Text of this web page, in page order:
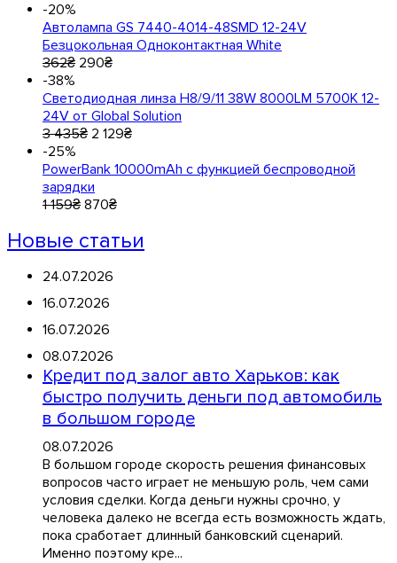
-20%
Автолампа GS 7440-4014-48SMD 12-24V
Безцокольная Одноконтактная White
362₴ 290₴
-38%
Светодиодная линза Н8/9/11 38W 8000LM 5700K 12-
24V от Global Solution
3 435₴ 2 129₴
-25%
PowerBank 10000mAh с функцией беcпроводной
зарядки
1 159₴ 870₴
Новые статьи
24.07.2026
16.07.2026
16.07.2026
08.07.2026
Кредит под залог авто Харьков: как
быстро получить деньги под автомобиль
в большом городе
08.07.2026
В большом городе скорость решения финансовых
вопросов часто играет не меньшую роль, чем сами
условия сделки. Когда деньги нужны срочно, у
человека далеко не всегда есть возможность ждать,
пока сработает длинный банковский сценарий.
Именно поэтому кре...